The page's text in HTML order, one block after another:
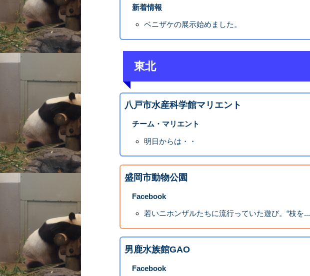
新着情報
ベニザケの展示始めました。
東北
八戸市水産科学館マリエント
チーム・マリエント
明日からは・・
盛岡市動物公園
Facebook
若いニホンザルたちに流行っていた遊び。“枝を...
男鹿水族館GAO
Facebook